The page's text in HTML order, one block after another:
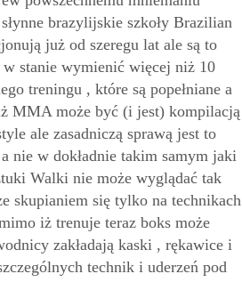
brazylijskie szkoły Brazilian
już od szeregu lat ale są to
w stanie wymienić więcej niż 10
treningu , które są popełniane a
MMA może być (i jest) kompilacją
ale zasadniczą sprawą jest to
nie w dokładnie takim samym jaki
Walki nie może wyglądać tak
skupianiem się tylko na technikach
iż trenuje teraz boks może
zakładają kaski , rękawice i
technik i uderzeń pod